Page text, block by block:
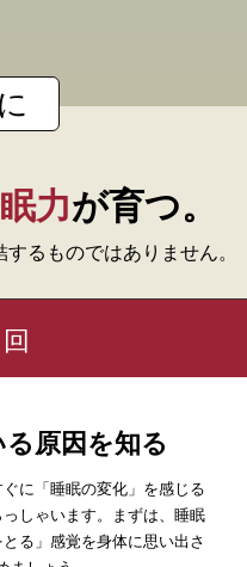
力が育つ。
るものではありません。
回
原因を知る
に「睡眠の変化」を感じる
しゃいます。まずは、睡眠
る」感覚を身体に思い出さ